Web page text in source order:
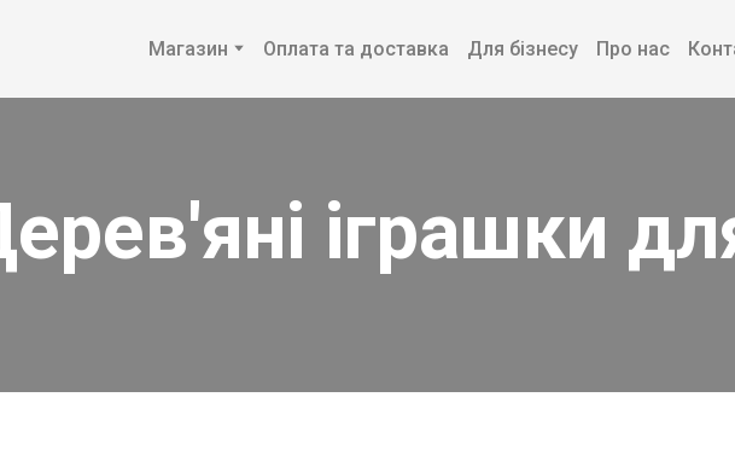
Магазин Оплата та доставка Для бізнесу Про нас
іграшки